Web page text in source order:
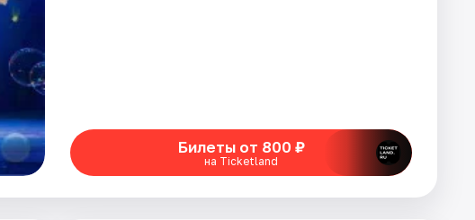
Билеты от 800 ₽
на Ticketland